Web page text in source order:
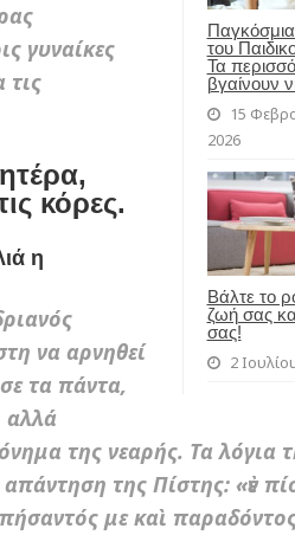
του
Τα
βγαίνουν
15
2026
Βάλτε το
ζωή σας
σας!
2
γυναίκες
τις
κόρες.
η
να αρνηθεί
τα πάντα,
αλλά
της νεαρής. Τα λόγια
της Πίστης: «ἐν
με καὶ